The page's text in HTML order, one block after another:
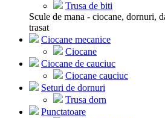
Trusa de biti
Scule de mana - ciocane, dornuri,
trasat
Ciocane mecanice
Ciocane
Ciocane de cauciuc
Ciocane cauciuc
Seturi de dornuri
Trusa dorn
Punctatoare